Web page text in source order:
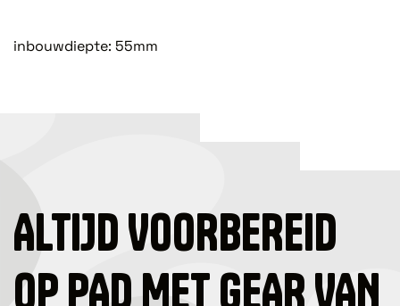
inbouwdiepte: 55mm
ALTIJD VOORBEREID
OP PAD MET GEAR VAN